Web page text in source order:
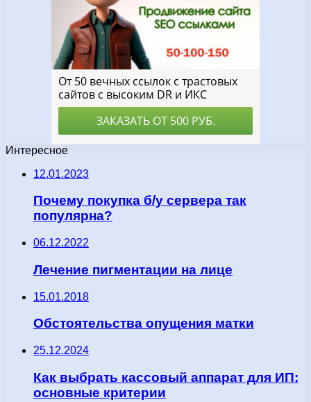
Интересное
12.01.2023
Почему покупка б/у сервера так
популярна?
06.12.2022
Лечение пигментации на лице
15.01.2018
Обстоятельства опущения матки
25.12.2024
Как выбрать кассовый аппарат для ИП:
основные критерии